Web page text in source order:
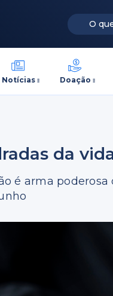
Notícias Doação
da
é arma